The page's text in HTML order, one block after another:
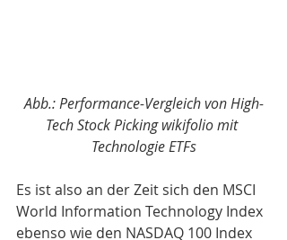
Abb.: Performance-Vergleich von High-
Tech Stock Picking wikifolio mit
Technologie ETFs
Es ist also an der Zeit sich den MSCI
World Information Technology Index
ebenso wie den NASDAQ 100 Index